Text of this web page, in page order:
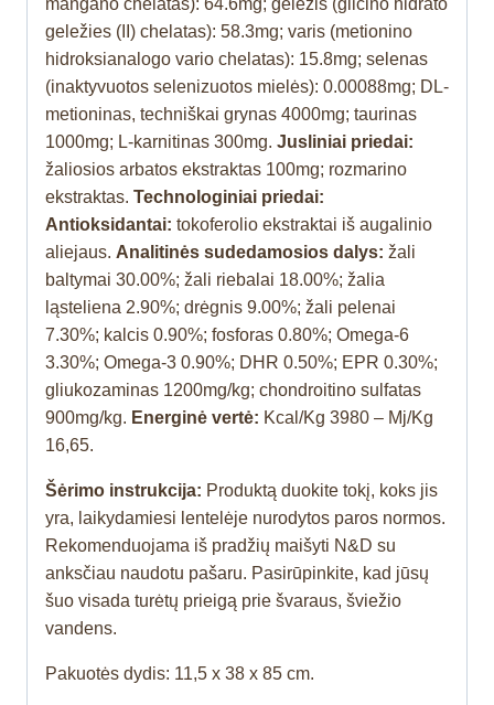
mangano chelatas): 64.6mg; geležis (glicino hidrato
geležies (II) chelatas): 58.3mg; varis (metionino
hidroksianalogo vario chelatas): 15.8mg; selenas
(inaktyvuotos selenizuotos mielės): 0.00088mg; DL-
metioninas, techniškai grynas 4000mg; taurinas
1000mg; L-karnitinas 300mg. Jusliniai priedai:
žaliosios arbatos ekstraktas 100mg; rozmarino
ekstraktas. Technologiniai priedai:
Antioksidantai: tokoferolio ekstraktai iš augalinio
aliejaus. Analitinės sudedamosios dalys: žali
baltymai 30.00%; žali riebalai 18.00%; žalia
ląsteliena 2.90%; drėgnis 9.00%; žali pelenai
7.30%; kalcis 0.90%; fosforas 0.80%; Omega-6
3.30%; Omega-3 0.90%; DHR 0.50%; EPR 0.30%;
gliukozaminas 1200mg/kg; chondroitino sulfatas
900mg/kg. Energinė vertė: Kcal/Kg 3980 – Mj/Kg
16,65.
Šėrimo instrukcija: Produktą duokite tokį, koks jis
yra, laikydamiesi lentelėje nurodytos paros normos.
Rekomenduojama iš pradžių maišyti N&D su
anksčiau naudotu pašaru. Pasirūpinkite, kad jūsų
šuo visada turėtų prieigą prie švaraus, šviežio
vandens.
Pakuotės dydis: 11,5 x 38 x 85 cm.